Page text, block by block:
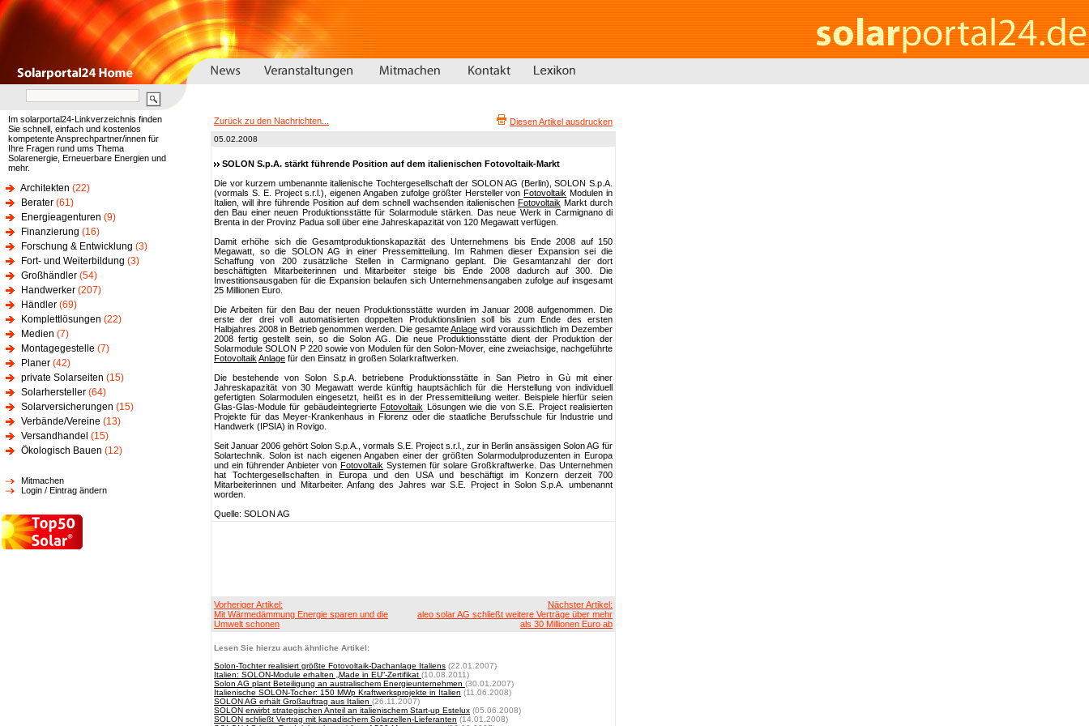
Im solarportal24-Linkverzeichnis finden
Sie schnell, einfach und kostenlos
kompetente Ansprechpartner/innen für
Ihre Fragen rund ums Thema
Solarenergie, Erneuerbare Energien und
mehr.
Architekten (22)
Berater (61)
Energieagenturen (9)
Finanzierung (16)
Forschung & Entwicklung (3)
Fort- und Weiterbildung (3)
Großhändler (54)
Handwerker (207)
Händler (69)
Komplettlösungen (22)
Medien (7)
Montagegestelle (7)
Planer (42)
private Solarseiten (15)
Solarhersteller (64)
Solarversicherungen (15)
Verbände/Vereine (13)
Versandhandel (15)
Ökologisch Bauen (12)
Mitmachen
Login / Eintrag ändern
Zurück zu den Nachrichten... Diesen Artikel ausdrucken
05.02.2008
SOLON S.p.A. stärkt führende Position auf dem italienischen Fotovoltaik-Markt
Die vor kurzem umbenannte italienische Tochtergesellschaft der SOLON AG (Berlin), SOLON S.p.A.
(vormals S. E. Project s.r.l.), eigenen Angaben zufolge größter Hersteller vonFotovoltaik Modulen in
Italien, will ihre führende Position auf dem schnell wachsenden italienischen Fotovoltaik Markt durch
den Bau einer neuen Produktionsstätte für Solarmodule stärken. Das neue Werk in Carmignano di
Brenta in der Provinz Padua soll über eine Jahreskapazität von 120 Megawatt verfügen.
Damit erhöhe sich die Gesamtproduktionskapazität des Unternehmens bis Ende 2008 auf 150
Megawatt, so die SOLON AG in einer Pressemitteilung. Im Rahmen dieser Expansion sei die
Schaffung von 200 zusätzliche Stellen in Carmignano geplant. Die Gesamtanzahl der dort
beschäftigten Mitarbeiterinnen und Mitarbeiter steige bis Ende 2008 dadurch auf 300. Die
Investitionsausgaben für die Expansion belaufen sich Unternehmensangaben zufolge auf insgesamt
25 Millionen Euro.
Die Arbeiten für den Bau der neuen Produktionsstätte wurden im Januar 2008 aufgenommen. Die
erste der drei voll automatisierten doppelten Produktionslinien soll bis zum Ende des ersten
Halbjahres 2008 in Betrieb genommen werden. Die gesamteAnlage wird voraussichtlich im Dezember
2008 fertig gestellt sein, so die Solon AG. Die neue Produktionsstätte dient der Produktion der
Solarmodule SOLON P 220 sowie von Modulen für den Solon-Mover, eine zweiachsige, nachgeführte
Fotovoltaik Anlage für den Einsatz in großen Solarkraftwerken.
Die bestehende von Solon S.p.A. betriebene Produktionsstätte in San Pietro in Gù mit einer
Jahreskapazität von 30 Megawatt werde künftig hauptsächlich für die Herstellung von individuell
gefertigten Solarmodulen eingesetzt, heißt es in der Pressemitteilung weiter. Beispiele hierfür seien
Glas-Glas-Module für gebäudeintegrierteFotovoltaik Lösungen wie die von S.E. Project realisierten
Projekte für das Meyer-Krankenhaus in Florenz oder die staatliche Berufsschule für Industrie und
Handwerk (IPSIA) in Rovigo.
Seit Januar 2006 gehört Solon S.p.A., vormals S.E. Project s.r.l., zur in Berlin ansässigen Solon AG für
Solartechnik. Solon ist nach eigenen Angaben einer der größten Solarmodulproduzenten in Europa
und ein führender Anbieter von Fotovoltaik Systemen für solare Großkraftwerke. Das Unternehmen
hat Tochtergesellschaften in Europa und den USA und beschäftigt im Konzern derzeit 700
Mitarbeiterinnen und Mitarbeiter. Anfang des Jahres war S.E. Project in Solon S.p.A. umbenannt
worden.
Quelle: SOLON AG
Vorheriger Artikel:
Mit Wärmedämmung Energie sparen und die
Umwelt schonen
Nächster Artikel:
aleo solar AG schließt weitere Verträge über mehr
als 30 Millionen Euro ab
Lesen Sie hierzu auch ähnliche Artikel:
Solon-Tochter realisiert größte Fotovoltaik-Dachanlage Italiens (22.01.2007)
Italien: SOLON-Module erhalten „Made in EU“-Zertifikat (10.08.2011)
Solon AG plant Beteiligung an australischem Energieunternehmen (30.01.2007)
Italienische SOLON-Tocher: 150 MWp Kraftwerksprojekte in Italien (11.06.2008)
SOLON AG erhält Großauftrag aus Italien (26.11.2007)
SOLON erwirbt strategischen Anteil an italienischem Start-up Estelux (05.06.2008)
SOLON schließt Vertrag mit kanadischem Solarzellen-Lieferanten (14.01.2008)